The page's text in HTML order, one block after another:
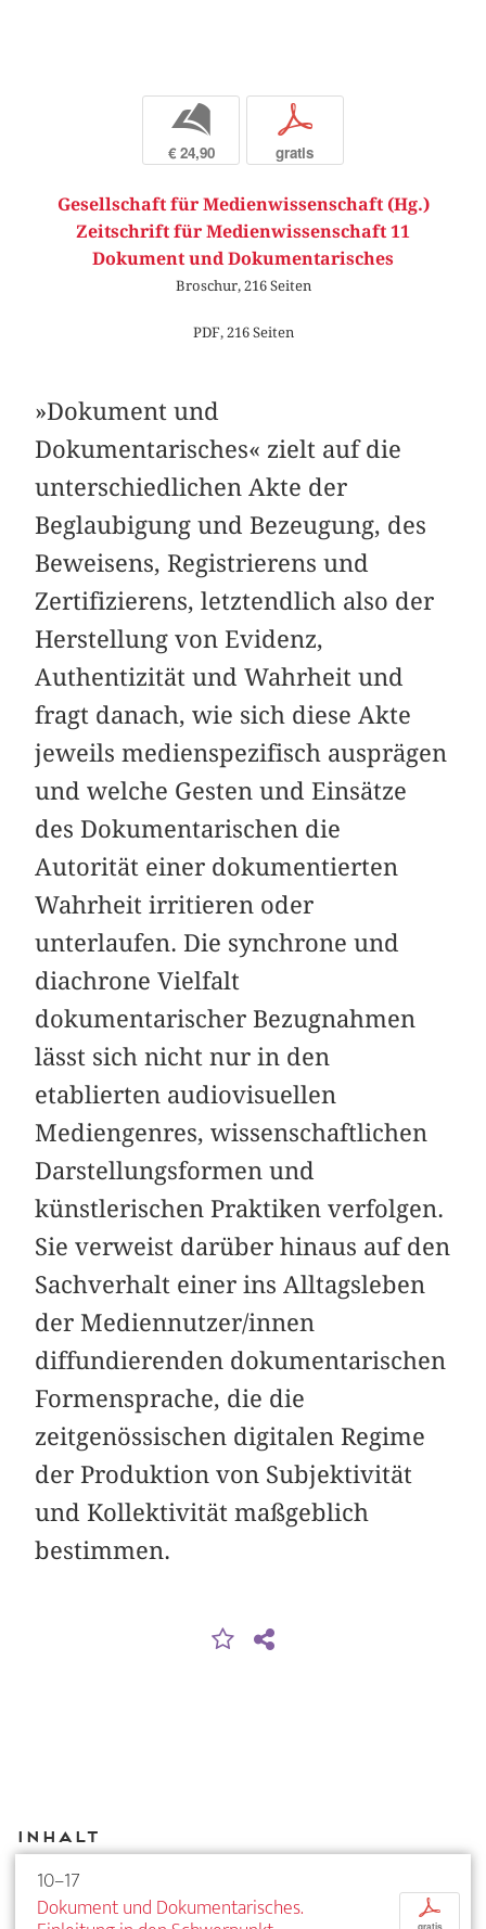
b
€ 24,90
p
gratis
Gesellschaft für Medienwissenschaft (Hg.)
Zeitschrift für Medienwissenschaft 11
Dokument und Dokumentarisches
Broschur, 216 Seiten
PDF, 216 Seiten
»Dokument und
Dokumentarisches« zielt auf die
unterschiedlichen Akte der
Beglaubigung und Bezeugung, des
Beweisens, Registrierens und
Zertifizierens, letztendlich also der
Herstellung von Evidenz,
Authentizität und Wahrheit und
fragt danach, wie sich diese Akte
jeweils medienspezifisch ausprägen
und welche Gesten und Einsätze
des Dokumentarischen die
Autorität einer dokumentierten
Wahrheit irritieren oder
unterlaufen. Die synchrone und
diachrone Vielfalt
dokumentarischer Bezugnahmen
lässt sich nicht nur in den
etablierten audiovisuellen
Mediengenres, wissenschaftlichen
Darstellungsformen und
künstlerischen Praktiken verfolgen.
Sie verweist darüber hinaus auf den
Sachverhalt einer ins Alltagsleben
der Mediennutzer/innen
diffundierenden dokumentarischen
Formensprache, die die
zeitgenössischen digitalen Regime
der Produktion von Subjektivität
und Kollektivität maßgeblich
bestimmen.
Inhalt
10–17
Dokument und Dokumentarisches.
p